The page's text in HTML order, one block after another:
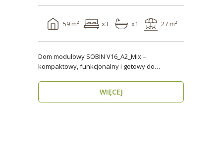
59 m² x3 x1 27 m²
Dom modułowy SOBIN V16_A2_Mix –
kompaktowy, funkcjonalny i gotowy do
WIĘCEJ